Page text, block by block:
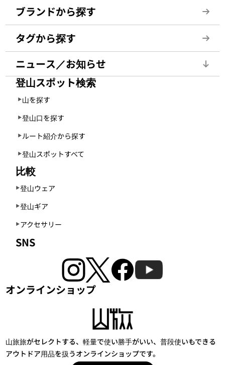
ブランドから探す
タグから探す
ニュース／お知らせ
登山スポット検索
山を探す
登山口を探す
ルート紹介から探す
登山スポットすべて
比較
登山ウェア
登山ギア
アクセサリー
SNS
オンラインショップ
山旅旅がセレクトする、軽量で使い勝手がいい、普段使いもできる
アウトドア用品を扱うオンラインショップです。